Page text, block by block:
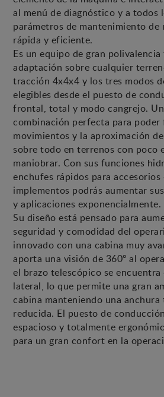
al menú de diagnóstico y a todos
parámetros de mantenimiento de
rápida y eficiente.
Es un equipo de gran
adaptación sobre cualquier
tracción 4x4x4 y los tres modos
elegibles desde el puesto de
frontal, total y modo cangrejo.
combinación perfecta para
movimientos y la aproximación
sobre todo en terrenos con poco
maniobrar. Con sus funciones
enchufes rápidos para accesorios
implementos podrás aumentar
y aplicaciones exponencialmente.
Su diseño está pensado para
seguridad y comodidad del
innovado con una cabina muy
aporta una visión de 360º al
el brazo telescópico se encuentra
lateral, lo que permite una gran
cabina manteniendo una anchura
reducida. El puesto de
espacioso y totalmente
para un gran confort en la